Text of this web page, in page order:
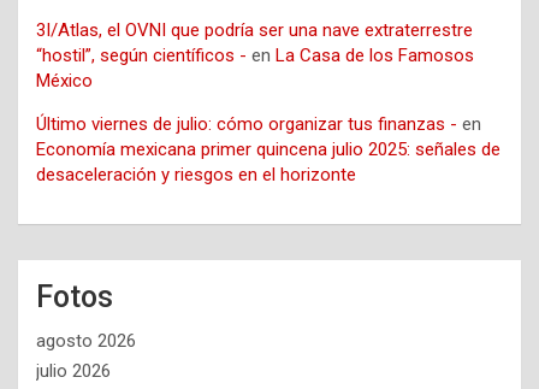
3I/Atlas, el OVNI que podría ser una nave extraterrestre
“hostil”, según científicos - en La Casa de los Famosos
México
Último viernes de julio: cómo organizar tus finanzas - en
Economía mexicana primer quincena julio 2025: señales de
desaceleración y riesgos en el horizonte
Fotos
agosto 2026
julio 2026